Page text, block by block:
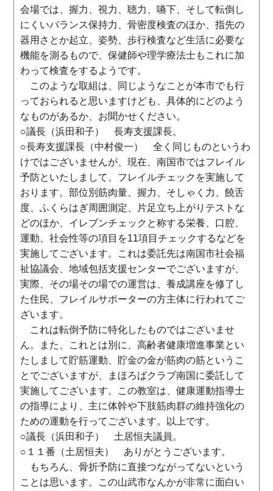
会場では、握力、視力、聴力、嚥下、そして転倒し
にくいバランス保持力、骨密度検査のほか、指先の
器用さとか起立、姿勢、歩行検査など生活に必要な
機能を測るもので、保健師や理学療法士もこれに加
わって検査をするようです。
このような取組は、同じようなことが本市でも行
っておられると思いますけども、具体的にどのよう
なものがあるか、お聞かせください。
○議長（浜田和子） 長寿支援課長。
○長寿支援課長（中村俊一） 全く同じものというわ
けではございませんが、現在、南国市ではフレイル
予防といたしまして、フレイルチェックを実施して
おります。部位別筋肉量、握力、そしゃく力、饒舌
度、ふくらはぎ周囲測定、片足立ち上がりテストな
どのほか、イレブンチェックと称する栄養、口腔、
運動、社会性等の項目を11項目チェックするなどを
実施してございます。これは委託先は南国市社会福
祉協議会、地域包括支援センターでございますが、
実際、その場その場での運営は、養成講座を修了し
た住民、フレイルサポーターの方主体に行われてご
ざいます。
これは転倒予防に特化したものではございませ
ん。また、これとは別に、高齢者健康増進事業とい
たしまして貯筋運動、貯金の金が筋肉の筋というこ
とでございますが、まほろばクラブ南国に委託して
実施してございます。この教室は、健康運動指導士
の指導により、主に体幹や下肢筋肉群の維持強化の
ための運動を行ってございます。以上です。
○議長（浜田和子） 土居恒夫議員。
○１１番（土居恒夫） ありがとうございます。
もちろん、骨折予防に直接つながってないという
ことは思います。この山武市なんかが非常に面白い